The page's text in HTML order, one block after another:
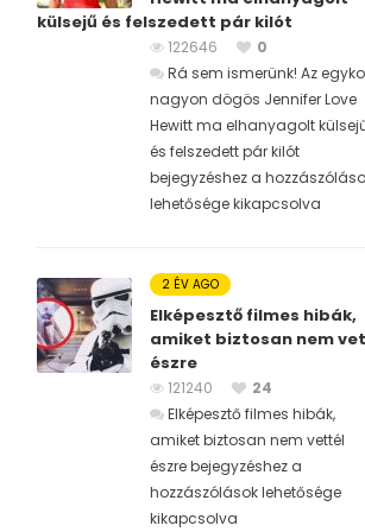
külsejű és felszedett pár kilót
122646
0
Rá sem ismerünk! Az
nagyon dögös Jennifer Love
Hewitt ma elhanyagolt
és felszedett pár kilót
bejegyzéshez a
lehetősége kikapcsolva
2 ÉV AGO
Elképesztő filmes hibák,
amiket biztosan nem
észre
121240
24
Elképesztő filmes hibák,
amiket biztosan nem vettél
észre bejegyzéshez a
hozzászólások lehetősége
kikapcsolva